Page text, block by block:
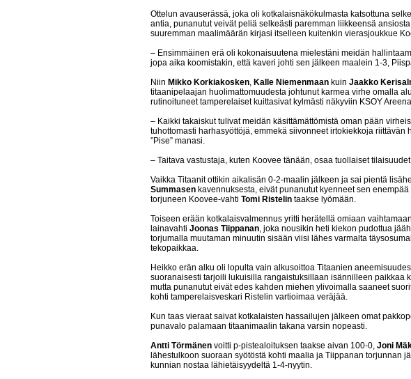
Ottelun avauserässä, joka oli kotkalaisnäkökulmasta katsottuna
antia, punanutut veivät peliä selkeästi paremman liikkeensä
suuremman maalimäärän kirjasi itselleen kuitenkin vierasjoukkue
– Ensimmäinen erä oli kokonaisuutena mielestäni meidän
jopa aika koomistakin, että kaveri johti sen jälkeen maalein 1-3,
Niin Mikko Korkiakosken, Kalle Niemenmaan kuin Jaakko
titaanipelaajan huolimattomuudesta johtunut karmea virhe omalla
rutinoituneet tamperelaiset kuittasivat kylmästi näkyviin KSOY
– Kaikki takaiskut tulivat meidän käsittämättömistä oman pään
tuhottomasti harhasyöttöjä, emmekä siivonneet irtokiekkoja riittävän
”Pise” manasi.
– Taitava vastustaja, kuten Koovee tänään, osaa tuollaiset
Vaikka Titaanit ottikin aikalisän 0-2-maalin jälkeen ja sai pientä
Summasen kavennuksesta, eivät punanutut kyenneet sen
torjuneen Koovee-vahti Tomi Ristelin taakse lyömään.
Toiseen erään kotkalaisvalmennus yritti herätellä omiaan
lainavahti Joonas Tiippanan, joka nousikin heti kiekon pudottua
torjumalla muutaman minuutin sisään viisi lähes varmalta
tekopaikkaa.
Heikko erän alku oli lopulta vain alkusoittoa Titaanien
suoranaisesti tarjoili lukuisilla rangaistuksillaan isännilleen paikkaa
mutta punanutut eivät edes kahden miehen ylivoimalla saaneet
kohti tamperelaisveskari Ristelin vartioimaa veräjää.
Kun taas vieraat saivat kotkalaisten hassailujen jälkeen omat
punavalo palamaan titaanimaalin takana varsin nopeasti.
Antti Törmänen voitti p-pistealoituksen taakse aivan 100-0, Joni
lähestulkoon suoraan syötöstä kohti maalia ja Tiippanan torjunnan
kunnian nostaa lähietäisyydeltä 1-4-nyytin.